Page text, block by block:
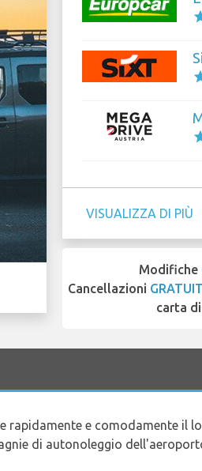
VISUALIZZA DI PIÙ
Modifiche
Cancellazioni
carta
rapidamente e comodamente il
di autonoleggio